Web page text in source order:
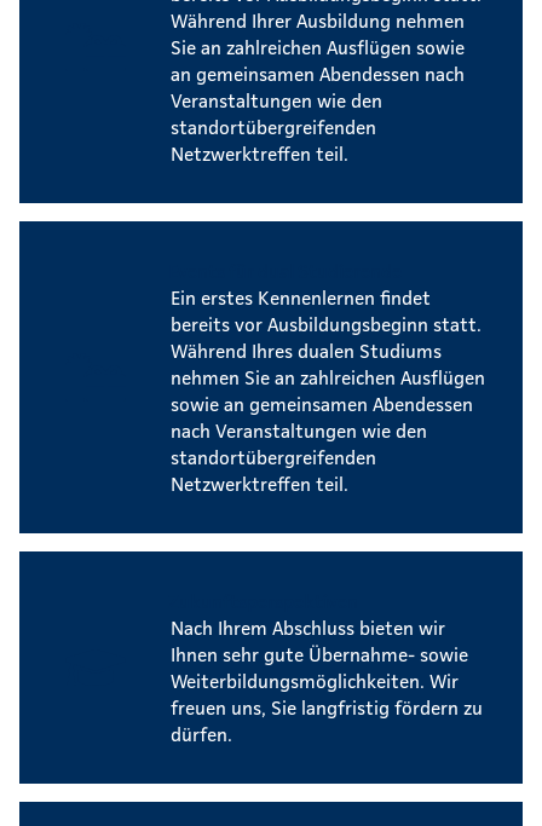
Während Ihrer Ausbildung nehmen
Sie an zahlreichen Ausflügen sowie
an gemeinsamen Abendessen nach
Veranstaltungen wie den
standortübergreifenden
Netzwerktreffen teil.
Ein erstes Kennenlernen findet
bereits vor Ausbildungsbeginn statt.
Während Ihres dualen Studiums
nehmen Sie an zahlreichen Ausflügen
sowie an gemeinsamen Abendessen
nach Veranstaltungen wie den
standortübergreifenden
Netzwerktreffen teil.
Nach Ihrem Abschluss bieten wir
Ihnen sehr gute Übernahme- sowie
Weiterbildungsmöglichkeiten. Wir
freuen uns, Sie langfristig fördern zu
dürfen.